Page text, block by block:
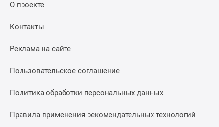
О проекте
Контакты
Реклама на сайте
Пользовательское соглашение
Политика обработки персональных данных
Правила применения рекомендательных технологий